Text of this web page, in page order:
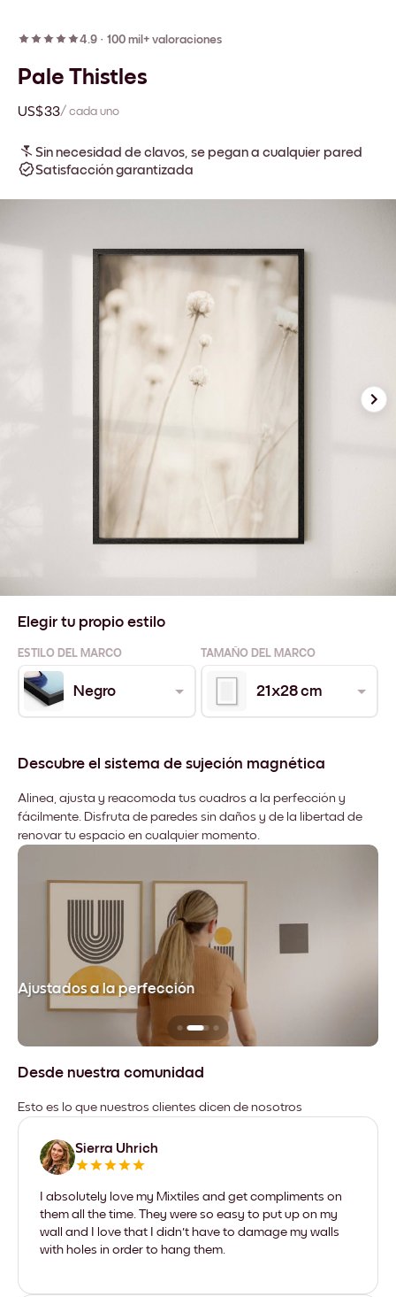
4.9 · 100 mil+ valoraciones
Pale Thistles
US$33/ cada uno
Sin necesidad de clavos, se pegan a cualquier pared
Satisfacción garantizada
Elegir tu propio estilo
ESTILO DEL MARCO TAMAÑO DEL MARCO
Negro 21x28 cm
Descubre el sistema de sujeción magnética
Alinea, ajusta y reacomoda tus cuadros a la perfección y
fácilmente. Disfruta de paredes sin daños y de la libertad de
renovar tu espacio en cualquier momento.
Ajustados a la perfección
Desde nuestra comunidad
Esto es lo que nuestros clientes dicen de nosotros
Sierra Uhrich
I absolutely love my Mixtiles and get compliments on
them all the time. They were so easy to put up on my
wall and I love that I didn't have to damage my walls
with holes in order to hang them.